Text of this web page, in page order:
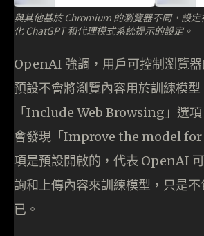
與其他基於 Chromium 的瀏覽器不同，設定
化 ChatGPT 和代理模式系統提示的設定。
OpenAI 強調，用戶可控制瀏覽器
預設不會將瀏覽內容用於訓練模
「Include Web Browsing」選
會發現「Improve the model
項是預設開啟的，代表 OpenAI
詢和上傳內容來訓練模型，只是
已。